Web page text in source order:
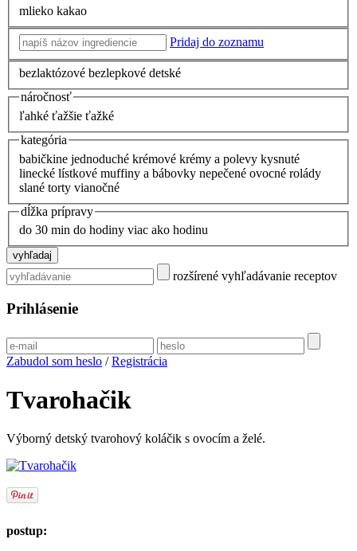
mlieko kakao
Pridaj do zoznamu
bezlaktózové bezlepkové detské
náročnosť
ľahké ťažšie ťažké
kategória
babičkine jednoduché krémové krémy a polevy kysnuté
linecké lístkové muffiny a bábovky nepečené ovocné rolády
slané torty vianočné
dĺžka prípravy
do 30 min do hodiny viac ako hodinu
rozšírené vyhľadávanie receptov
Prihlásenie
Zabudol som heslo /Registrácia
Tvarohačik
Výborný detský tvarohový koláčik s ovocím a želé.
postup: